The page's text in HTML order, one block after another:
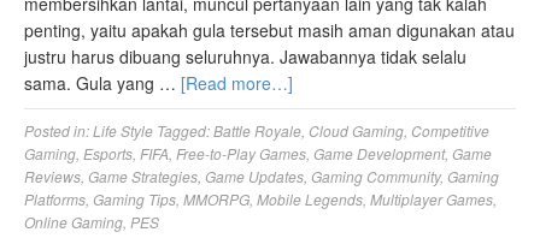
penting, yaitu apakah gula tersebut masih aman digunakan atau
justru harus dibuang seluruhnya. Jawabannya tidak selalu
sama. Gula yang … [Read more…]
Posted in:Life Style Tagged:Battle Royale Cloud Gaming Competitive
Gaming Esports FIFA Free-to-Play Games Game Development, Game
Reviews Game Strategies Game Updates Gaming Community, Gaming
Platforms Gaming Tips MMORPG Mobile Legends Multiplayer Games
Online Gaming PES